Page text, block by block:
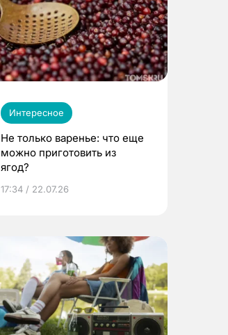
Интересное
Не только варенье: что еще
можно приготовить из
ягод?
17:34 / 22.07.26